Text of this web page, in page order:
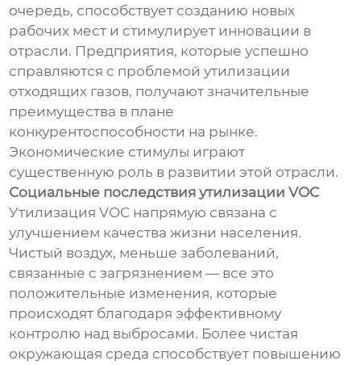
очередь, способствует созданию новых
рабочих мест и стимулирует инновации в
отрасли. Предприятия, которые успешно
справляются с проблемой утилизации
отходящих газов, получают значительные
преимущества в плане
конкурентоспособности на рынке.
Экономические стимулы играют
существенную роль в развитии этой отрасли.
Социальные последствия утилизации VOC
Утилизация VOC напрямую связана с
улучшением качества жизни населения.
Чистый воздух, меньше заболеваний,
связанные с загрязнением — все это
положительные изменения, которые
происходят благодаря эффективному
контролю над выбросами. Более чистая
окружающая среда способствует повышению